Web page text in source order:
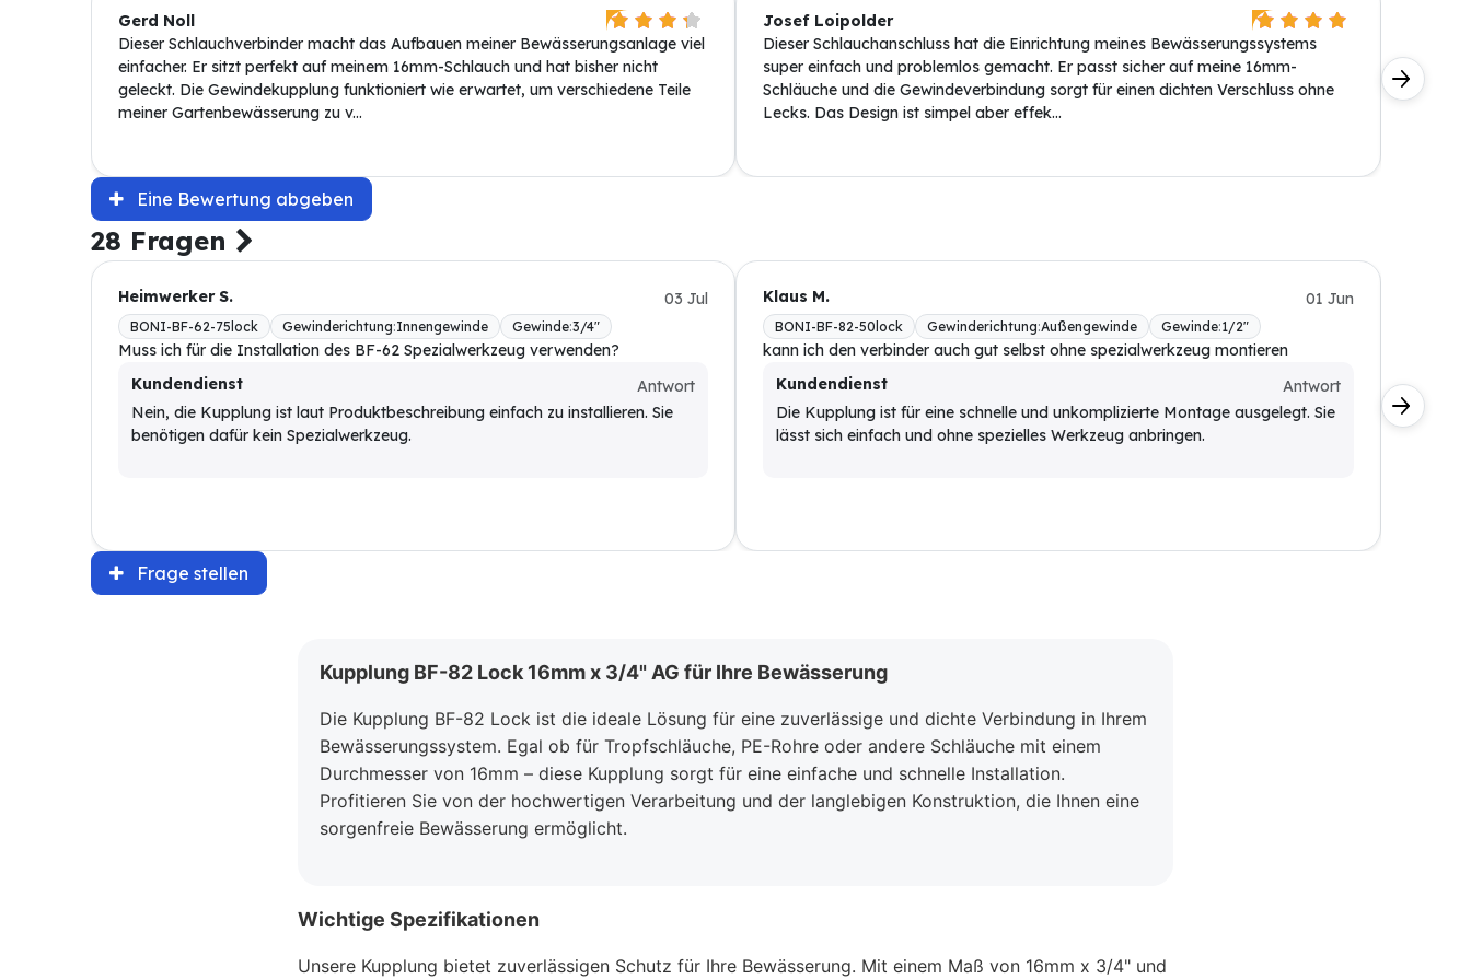
Gerd Noll
Dieser Schlauchverbinder macht das Aufbauen meiner Bewässerungsanlage viel
einfacher. Er sitzt perfekt auf meinem 16mm-Schlauch und hat bisher nicht
geleckt. Die Gewindekupplung funktioniert wie erwartet, um verschiedene Teile
meiner Gartenbewässerung zu v...
Josef Loipolder
Dieser Schlauchanschluss hat die Einrichtung meines Bewässerungssystems
super einfach und problemlos gemacht. Er passt sicher auf meine 16mm-
Schläuche und die Gewindeverbindung sorgt für einen dichten Verschluss ohne
Lecks. Das Design ist simpel aber effek...
viel
nicht
Eine Bewertung abgeben
28 Fragen
Heimwerker S. 03 Jul
BONI-BF-62-75lock Gewinderichtung:Innengewinde Gewinde:3/4"
Muss ich für die Installation des BF-62 Spezialwerkzeug verwenden?
Kundendienst
Antwort
Nein, die Kupplung ist laut Produktbeschreibung einfach zu installieren. Sie
benötigen dafür kein Spezialwerkzeug.
Klaus M. 01 Jun
BONI-BF-82-50lock Gewinderichtung:Außengewinde Gewinde:1/2"
kann ich den verbinder auch gut selbst ohne spezialwerkzeug montieren
Kundendienst
Antwort
Die Kupplung ist für eine schnelle und unkomplizierte Montage ausgelegt. Sie
lässt sich einfach und ohne spezielles Werkzeug anbringen.
Die
Frage stellen
Kupplung BF-82 Lock 16mm x 3/4" AG für Ihre Bewässerung
Die Kupplung BF-82 Lock ist die ideale Lösung für eine zuverlässige und dichte Verbindung in Ihrem
Bewässerungssystem. Egal ob für Tropfschläuche, PE-Rohre oder andere Schläuche mit einem
Durchmesser von 16mm – diese Kupplung sorgt für eine einfache und schnelle Installation.
Profitieren Sie von der hochwertigen Verarbeitung und der langlebigen Konstruktion, die Ihnen eine
sorgenfreie Bewässerung ermöglicht.
Wichtige Spezifikationen
Unsere Kupplung bietet zuverlässigen Schutz für Ihre Bewässerung. Mit einem Maß von 16mm x 3/4" und